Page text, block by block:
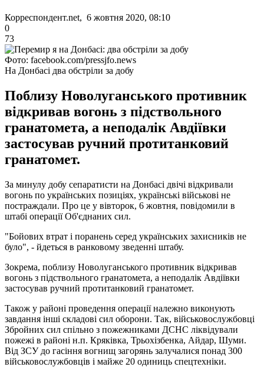
Корреспондент.net, 6 жовтня 2020, 08:10
0
73
Фото: facebook.com/pressjfo.news
На Донбасі два обстріли за добу
Поблизу Новолуганського противник
відкривав вогонь з підствольного
гранатомета, а неподалік Авдіївки
застосував ручний протитанковий
гранатомет.
За минулу добу сепаратисти на Донбасі двічі відкривали
вогонь по українських позиціях, українські військові не
постраждали. Про це у вівторок, 6 жовтня, повідомили в
штабі операції Об'єднаних сил.
"Бойових втрат і поранень серед українських захисників не
було", - йдеться в ранковому зведенні штабу.
Зокрема, поблизу Новолуганського противник відкривав
вогонь з підствольного гранатомета, а неподалік Авдіївки
застосував ручний протитанковий гранатомет.
Також у районі проведення операції належно виконують
завдання інші складові сил оборони. Так, військовослужбовці
Збройних сил спільно з пожежниками ДСНС ліквідували
пожежі в районі н.п. Кряківка, Трьохізбенка, Айдар, Шуми.
Від ЗСУ до гасіння вогнищ загорянь залучалися понад 300
військовослужбовців і майже 20 одиниць спецтехніки.